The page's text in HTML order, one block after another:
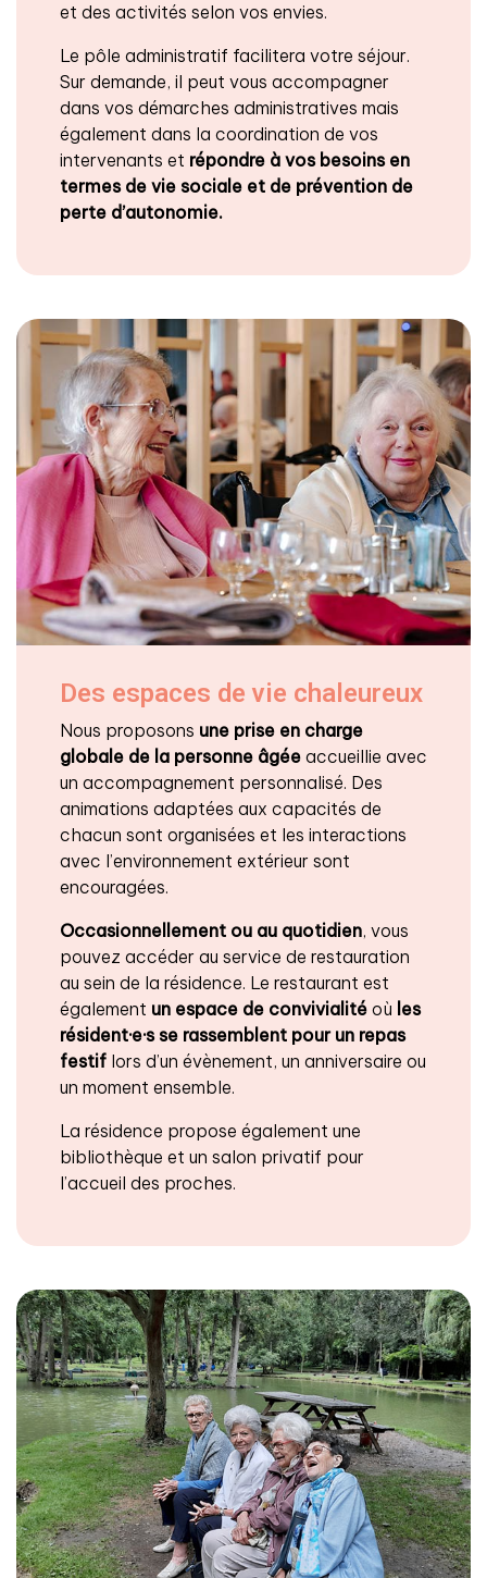
et des activités selon vos envies.
Le pôle administratif facilitera votre séjour.
Sur demande, il peut vous accompagner
dans vos démarches administratives mais
également dans la coordination de vos
intervenants et répondre à vos besoins en
termes de vie sociale et de prévention de
perte d’autonomie.
Des espaces de vie chaleureux
Nous proposons une prise en charge
globale de la personne âgée accueillie avec
un accompagnement personnalisé. Des
animations adaptées aux capacités de
chacun sont organisées et les interactions
avec l’environnement extérieur sont
encouragées.
Occasionnellement ou au quotidien, vous
pouvez accéder au service de restauration
au sein de la résidence. Le restaurant est
également un espace de convivialité où les
résident·e·s se rassemblent pour un repas
festif lors d’un évènement, un anniversaire ou
un moment ensemble.
La résidence propose également une
bibliothèque et un salon privatif pour
l’accueil des proches.